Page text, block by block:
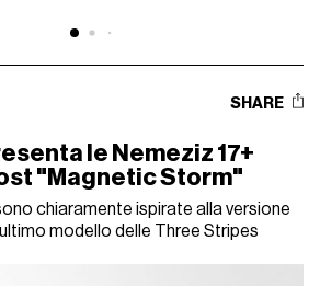
SHARE
le Nemeziz 17+
"Magnetic Storm"
chiaramente ispirate alla versione
modello delle Three Stripes